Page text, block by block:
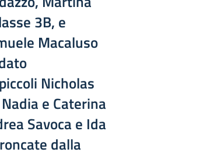
3B, e
Macaluso
Nicholas
e Caterina
Savoca e Ida
dalla